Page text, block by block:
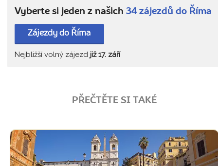
Vyberte si jeden z našich 34 zájezdů do Říma
Zájezdy do Říma
Nejbližší volný zájezd již 17. září
PŘEČTĚTE SI TAKÉ